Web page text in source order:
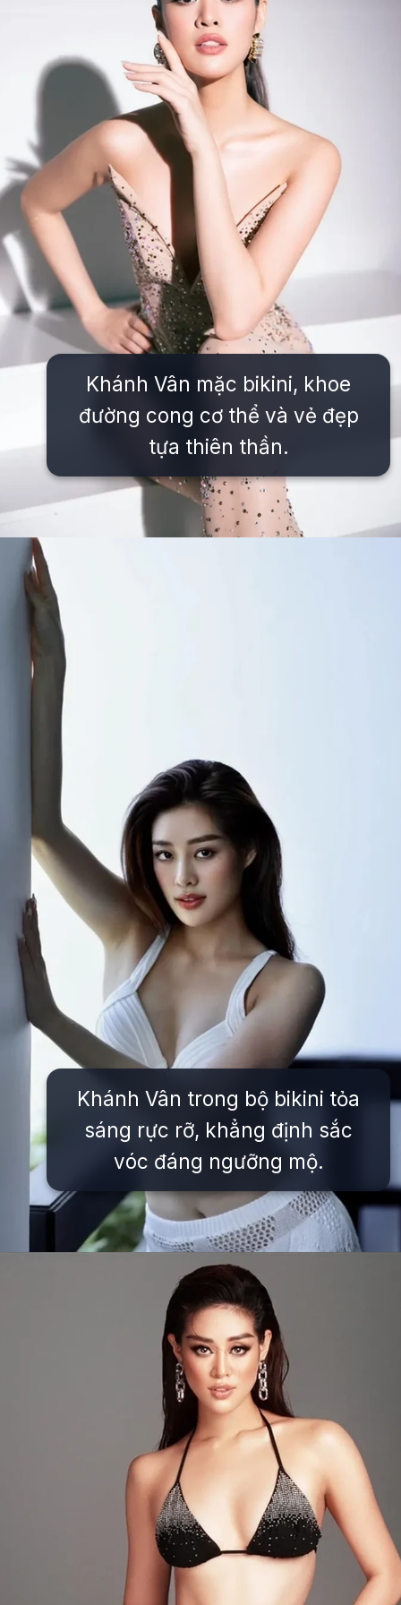
Khánh Vân mặc bikini, khoe
đường cong cơ thể và vẻ đẹp
tựa thiên thần.
Khánh Vân trong bộ bikini tỏa
sáng rực rỡ, khẳng định sắc
vóc đáng ngưỡng mộ.
https://issiloo.edu.vn/khanh-van